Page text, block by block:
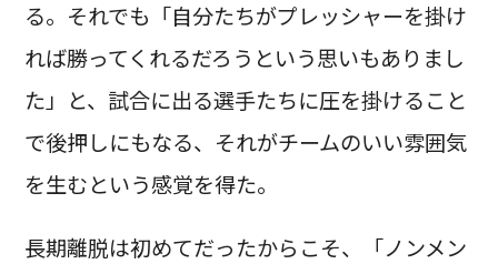
る。それでも「自分たちがプレッシャーを掛け
れば勝ってくれるだろうという思いもありまし
た」と、試合に出る選手たちに圧を掛けること
で後押しにもなる、それがチームのいい雰囲気
を生むという感覚を得た。
長期離脱は初めてだったからこそ、「ノンメン